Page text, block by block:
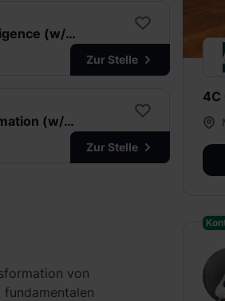
Werkstudierende Business Intelligence (w/d/m)
Zur Stelle
Praktikant:innen Digital Transformation (w/d/m)
Zur Stelle
von
fundamentalen
4C